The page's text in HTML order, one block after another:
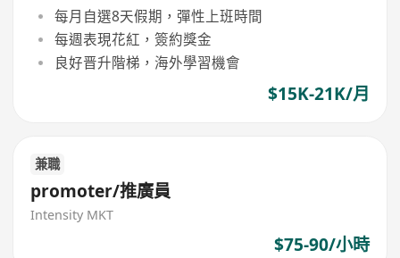
每月自選8天假期，彈性上班時間
每週表現花紅，簽約獎金
良好晋升階梯，海外學習機會
$15K-21K/月
兼職
promoter/推廣員
Intensity MKT
$75-90/小時